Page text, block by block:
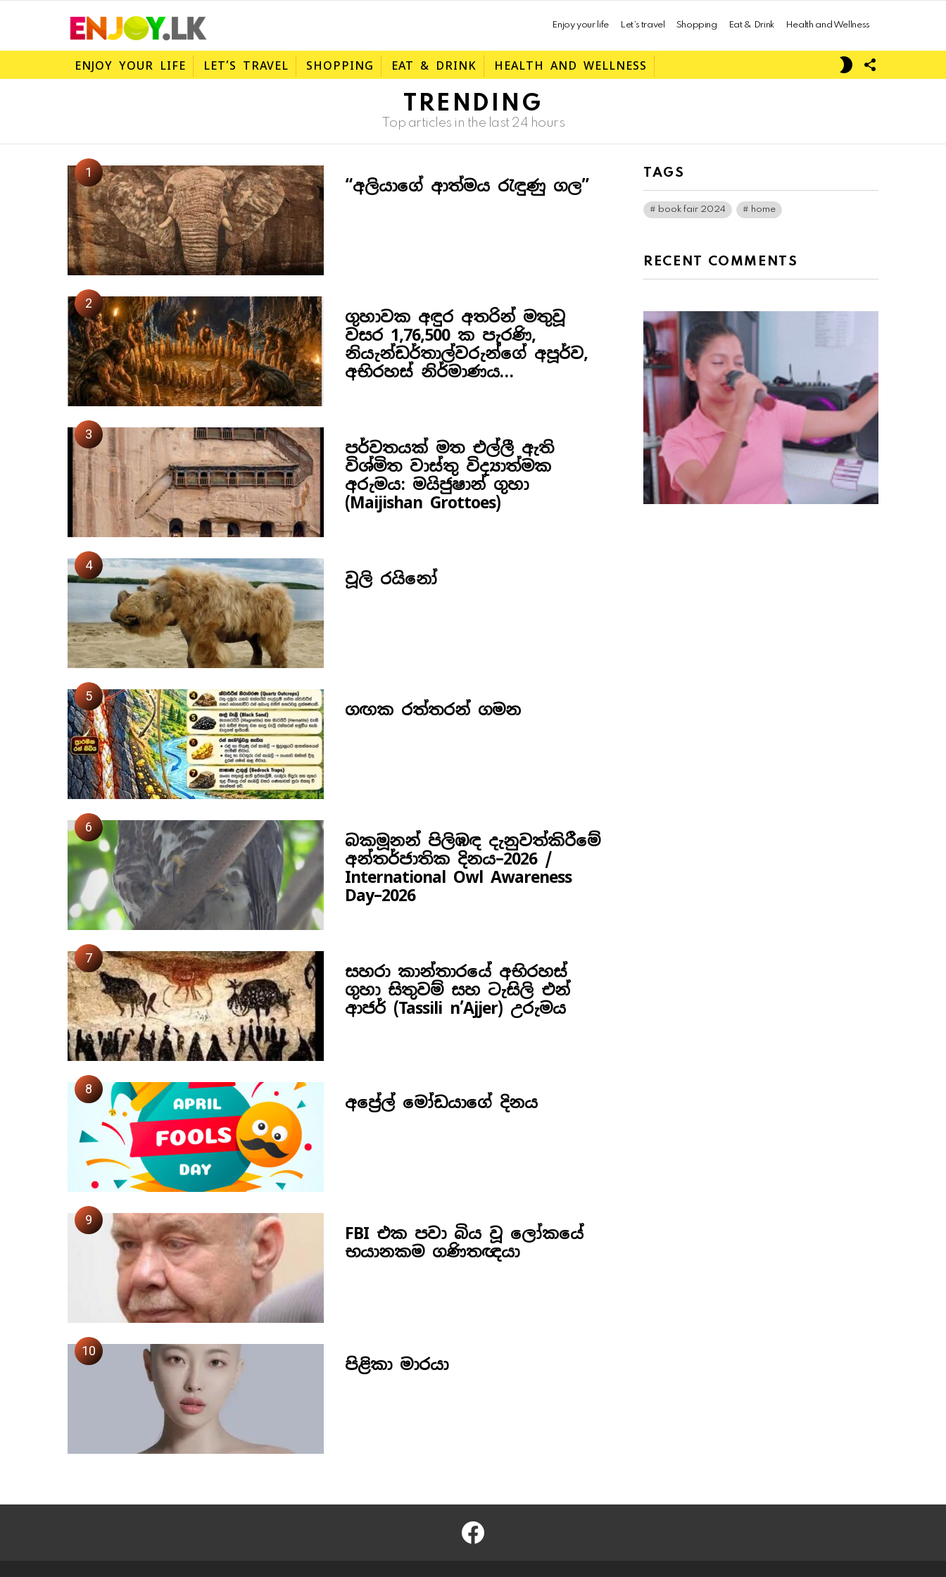
Enjoy your life Let’s travel Shopping Eat & Drink Health and Wellness
ENJOY YOUR LIFE LET’S TRAVEL SHOPPING EAT & DRINK HEALTH AND WELLNESS
SWITCH
SKIN
TRENDING
Top articles in the last 24 hours
“අලියාගේ ආත්මය රැඳුණු ගල”
ගුහාවක අඳුර අතරින් මතුවූ
වසර 1,76,500 ක පැරණි,
නියැන්ඩර්තාල්වරුන්ගේ අපූර්ව,
අභිරහස් නිර්මාණය…
පර්වතයක් මත එල්ලී ඇති
විශ්මිත වාස්තු විද්‍යාත්මක
අරුමය: මයිජුෂාන් ගුහා
(Maijishan Grottoes)
වූලි රයිනෝ
ගඟක රත්තරන් ගමන
බකමූනන් පිලිඹඳ දැනුවත්කිරීමේ
අන්තර්ජාතික දිනය​–2026 /
International Owl Awareness
Day–2026
සහරා කාන්තාරයේ අභිරහස්
ගුහා සිතුවම් සහ ටැසිලි එන්
ආජර් (Tassili n’Ajjer) උරුමය
අප්‍රේල් මෝඩයාගේ දිනය
FBI එක පවා බිය වූ ලෝකයේ
භයානකම ගණිතඥයා
පිළිකා මාරයා
TAGS
book fair 2024 home
RECENT COMMENTS
facebook